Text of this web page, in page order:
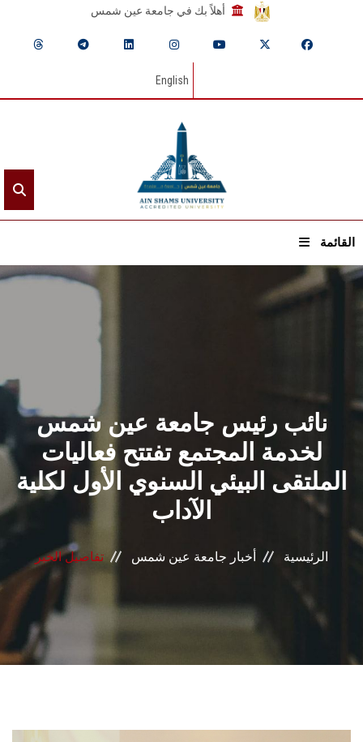
أهلاً بك في جامعة عين شمس
English
القائمة
القطاعـات
الشئون الأكاديمية
البحث العلمي
الرعاية الصحية
المراكز والوحدات
الأنظمة الذكية
الإعلام
الطلاب
نائب رئيس جامعة عين شمس
لخدمة المجتمع تفتتح فعاليات
الملتقى البيئي السنوي الأول لكلية
الآداب
الرئيسية أخبار جامعة عين شمس تفاصيل الخبر